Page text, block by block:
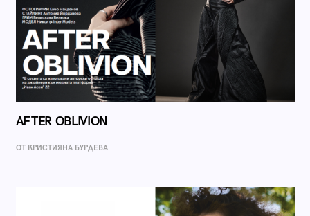
AFTER OBLIVION
ОТ КРИСТИЯНА БУРДЕВА